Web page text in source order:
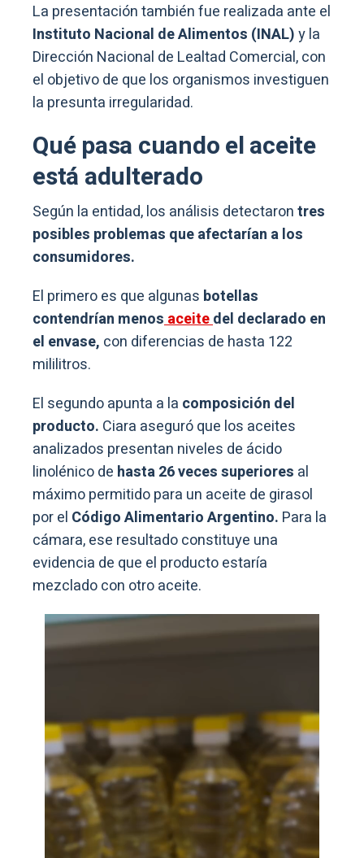
La presentación también fue realizada ante el
Instituto Nacional de Alimentos (INAL)y la
Dirección Nacional de Lealtad Comercial, con
el objetivo de que los organismos investiguen
la presunta irregularidad.
Qué pasa cuando el aceite
está adulterado
Según la entidad, los análisis detectarontres
posibles problemas que afectarían a los
consumidores.
El primero es que algunas botellas
contendrían menosaceitedel declarado en
el envase, con diferencias de hasta 122
mililitros.
El segundo apunta a la composición del
producto. Ciara aseguró que los aceites
analizados presentan niveles de ácido
linolénico de hasta 26 veces superiores al
máximo permitido para un aceite de girasol
por el Código Alimentario Argentino. Para la
cámara, ese resultado constituye una
evidencia de que el producto estaría
mezclado con otro aceite.